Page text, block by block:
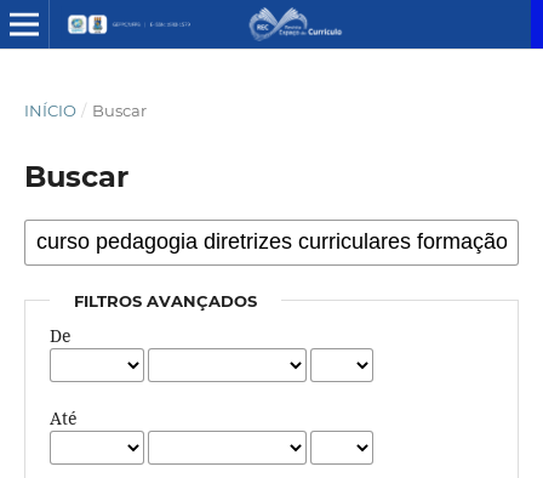
INÍCIO / Buscar
Buscar
FILTROS AVANÇADOS
De
Até